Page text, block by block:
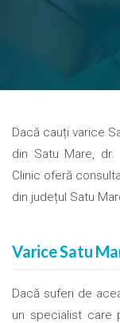
Dacă cauți varice
din Satu Mare,
Clinic oferă
din județul Satu
Varice Satu
Dacă suferi de
un specialist care